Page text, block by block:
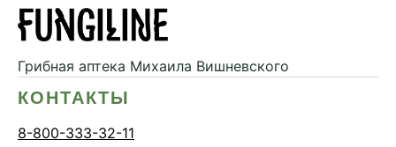
Грибная аптека Михаила Вишневского
КОНТАКТЫ
8-800-333-32-11